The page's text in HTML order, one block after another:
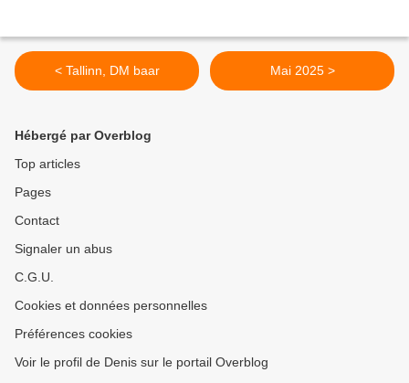
< Tallinn, DM baar Mai 2025 >
Hébergé par Overblog
Top articles
Pages
Contact
Signaler un abus
C.G.U.
Cookies et données personnelles
Préférences cookies
Voir le profil de Denis sur le portail Overblog